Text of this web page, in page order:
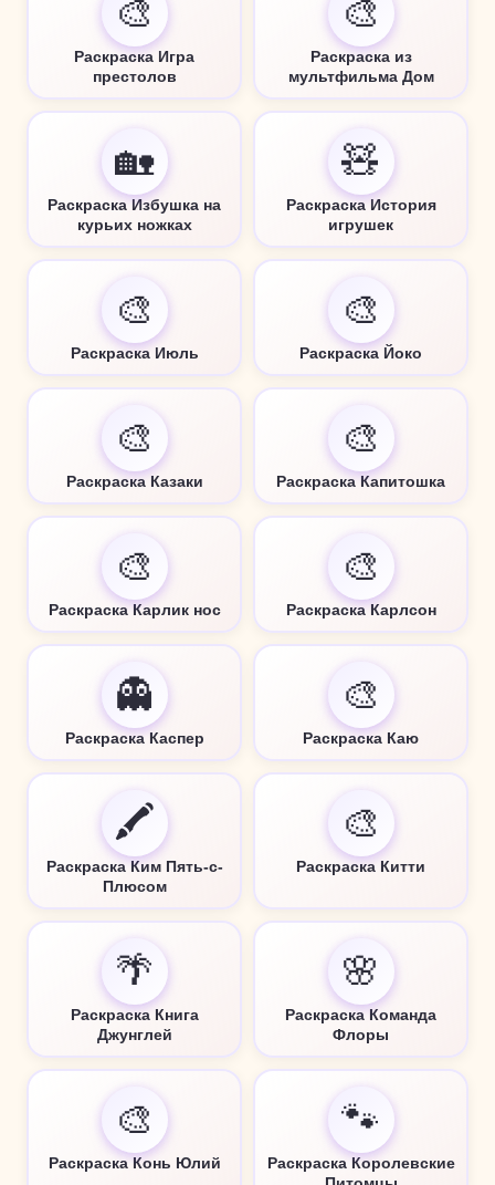
🎨
Раскраска Игра
престолов
🎨
Раскраска из
мультфильма Дом
🏡
Раскраска Избушка на
курьих ножках
🧸
Раскраска История
игрушек
🎨
Раскраска Июль
🎨
Раскраска Йоко
🎨
Раскраска Казаки
🎨
Раскраска Капитошка
🎨
Раскраска Карлик нос
🎨
Раскраска Карлсон
👻
Раскраска Каспер
🎨
Раскраска Каю
🖍️
Раскраска Ким Пять-с-
Плюсом
🎨
Раскраска Китти
🌴
Раскраска Книга
Джунглей
🌸
Раскраска Команда
Флоры
🎨
Раскраска Конь Юлий
🐾
Раскраска Королевские